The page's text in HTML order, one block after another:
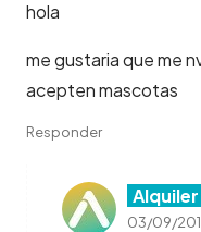
hola
me gustaria que me
acepten mascotas
Responder
03/09/